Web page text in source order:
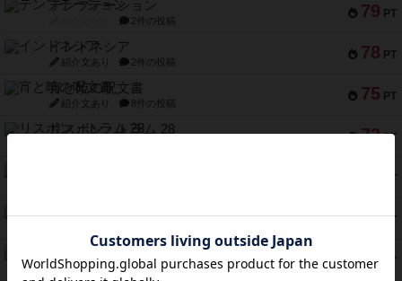
79 PT
テンプテーション
2件の投稿
78 PT
インドネシア
紹介文あり 2件の投稿
75 PT
宵と暁の呪文書
紹介文あり 8件の投稿
73 PT
リスボン・トラム 28
PT
66 PT
60 PT
紹介文なし 1件の投稿